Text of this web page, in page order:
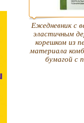
Ежедневник c
эластичным
корешком из
материала
бумагой с